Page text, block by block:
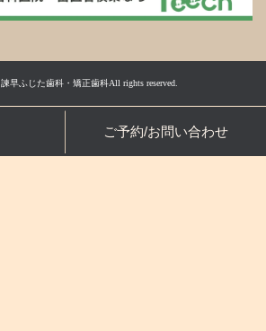
諫早ふじた歯科・矯正歯科All rights reserved.
ご予約/お問い合わせ